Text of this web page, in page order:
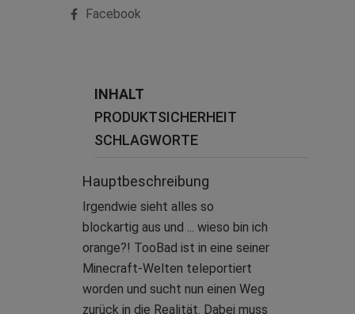
Facebook
INHALT
PRODUKTSICHERHEIT
SCHLAGWORTE
Hauptbeschreibung
Irgendwie sieht alles so
blockartig aus und ... wieso bin ich
orange?! TooBad ist in eine seiner
Minecraft-Welten teleportiert
worden und sucht nun einen Weg
zurück in die Realität. Dabei muss